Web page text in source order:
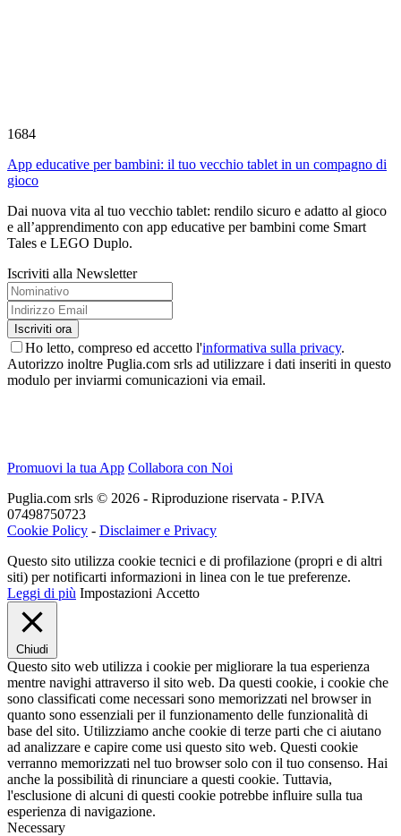
1684
App educative per bambini: il tuo vecchio tablet in un compagno di
gioco
Dai nuova vita al tuo vecchio tablet: rendilo sicuro e adatto al gioco
e all’apprendimento con app educative per bambini come Smart
Tales e LEGO Duplo.
Iscriviti alla Newsletter
Ho letto, compreso ed accetto l'informativa sulla privacy.
Autorizzo inoltre Puglia.com srls ad utilizzare i dati inseriti in questo
modulo per inviarmi comunicazioni via email.
Promuovi la tua App Collabora con Noi
Puglia.com srls © 2026 - Riproduzione riservata - P.IVA
07498750723
Cookie Policy - Disclaimer e Privacy
Questo sito utilizza cookie tecnici e di profilazione (propri e di altri
siti) per notificarti informazioni in linea con le tue preferenze.
Leggi di più Impostazioni Accetto
Chiudi
Questo sito web utilizza i cookie per migliorare la tua esperienza
mentre navighi attraverso il sito web. Da questi cookie, i cookie che
sono classificati come necessari sono memorizzati nel browser in
quanto sono essenziali per il funzionamento delle funzionalità di
base del sito. Utilizziamo anche cookie di terze parti che ci aiutano
ad analizzare e capire come usi questo sito web. Questi cookie
verranno memorizzati nel tuo browser solo con il tuo consenso. Hai
anche la possibilità di rinunciare a questi cookie. Tuttavia,
l'esclusione di alcuni di questi cookie potrebbe influire sulla tua
esperienza di navigazione.
Necessary